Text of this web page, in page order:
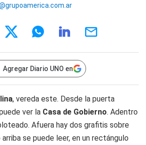
Agregar Diario UNO en
, vereda este. Desde la puerta
ver la Casa de Gobierno. Adentro
Afuera hay dos grafitis sobre
se puede leer, en un rectángulo